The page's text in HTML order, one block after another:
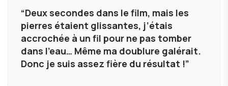
“Deux secondes dans le film, mais les
pierres étaient glissantes, j’étais
accrochée à un fil pour ne pas tomber
dans l’eau… Même ma doublure galérait.
Donc je suis assez fière du résultat !”